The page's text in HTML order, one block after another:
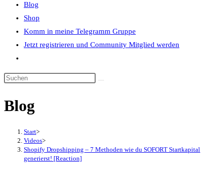
panel.
Blog
Shop
Komm in meine Telegramm Gruppe
Jetzt registrieren und Community Mitglied werden
umschalten
Diese
durchsuchen
Blog
Start>
Videos>
Shopify Dropshipping – 7 Methoden wie du SOFORT Startkapital
generierst! [Reaction]